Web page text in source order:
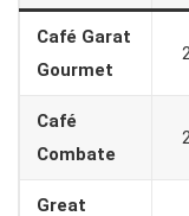
Café Garat
Gourmet
Café
Combate
Great